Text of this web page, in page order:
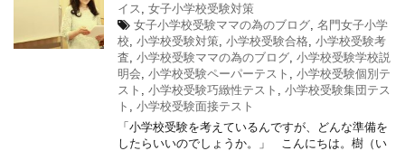
イス
女子小学校受験対策
女子小学校受験ママの為のブログ 名門女子小学
校 小学校受験対策 小学校受験合格 小学校受験考
査 小学校受験ママの為のブログ 小学校受験学校説
明会 小学校受験ペーパーテスト
小学校受験個別テ
スト
小学校受験巧緻性テスト
小学校受験集団テス
ト
小学校受験面接テスト
「小学校受験を考えているんですが、どんな準備を
したらいいのでしょうか。」 こんにちは。樹（い